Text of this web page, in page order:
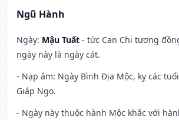
Ngũ Hành
Ngày: Mậu Tuất - tức Can Chi tương
ngày này là ngày cát.
- Nạp âm: Ngày Bình Địa Mộc, kỵ các
Giáp Ngọ.
- Ngày này thuộc hành Mộc khắc với